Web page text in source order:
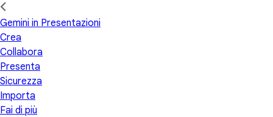
Gemini in Presentazioni
Crea
Collabora
Presenta
Sicurezza
Importa
Fai di più